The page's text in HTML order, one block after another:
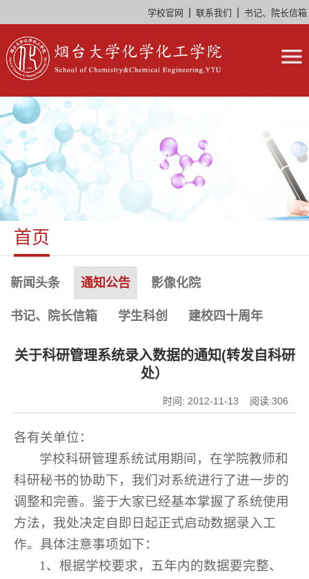
学校官网 联系我们 书记、院长信箱
首页
新闻头条 通知公告 影像化院
书记、院长信箱 学生科创 建校四十周年
关于科研管理系统录入数据的通知(转发自科研
处）
时间: 2012-11-13 阅读:306
各有关单位：
学校科研管理系统试用期间，在学院教师和
科研秘书的协助下，我们对系统进行了进一步的
调整和完善。鉴于大家已经基本掌握了系统使用
方法，我处决定自即日起正式启动数据录入工
作。具体注意事项如下：
1、根据学校要求，五年内的数据要完整、